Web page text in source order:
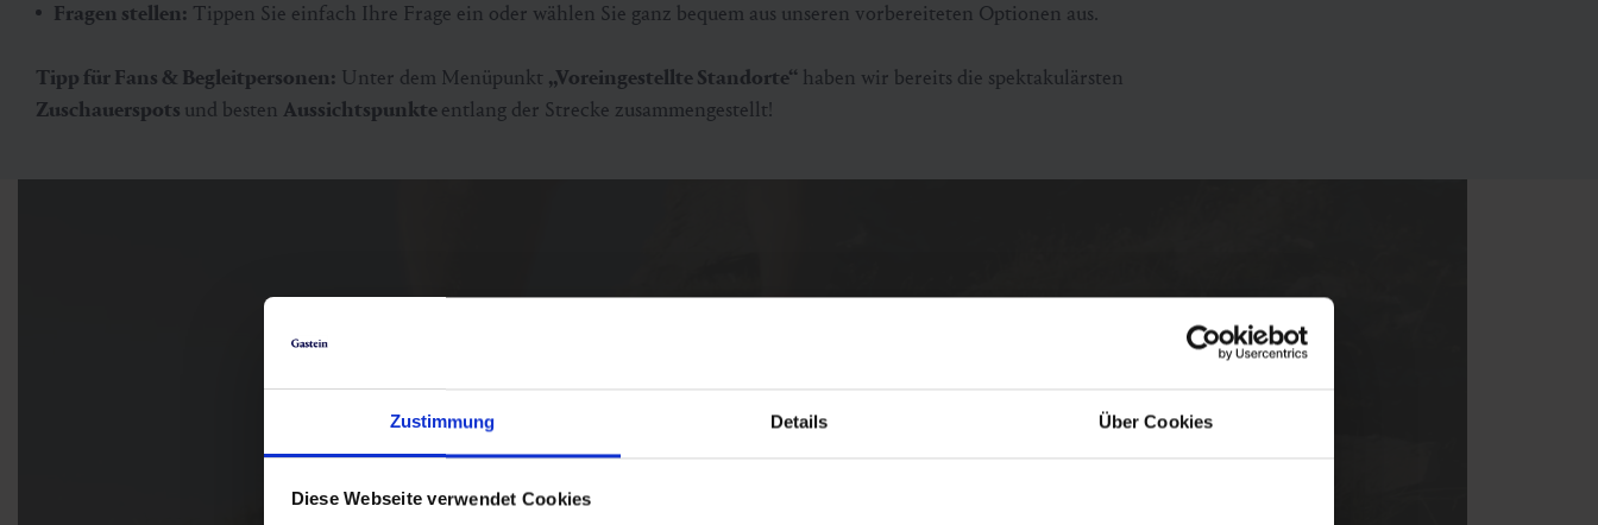
Zustimmung Details Über Cookies
Diese Webseite verwendet Cookies
Fragen stellen: Tippen Sie einfach Ihre Frage ein oder wählen Sie ganz bequem aus unseren vorbereiteten Optionen aus.
Tipp für Fans & Begleitpersonen: Unter dem Menüpunkt „Voreingestellte Standorte“ haben wir bereits die spektakulärsten
Zuschauerspots und besten Aussichtspunkteentlang der Strecke zusammengestellt!
Cookies akzeptieren